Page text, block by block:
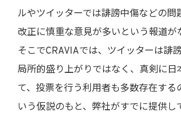
ルやツイッターでは誹謗中傷などの問
改正に慎重な意見が多いという報道が
そこでCRAVIAでは、ツイッターは誹
局所的盛り上がりではなく、真剣に日
て、投票を行う利用者も多数存在する
いう仮説のもと、弊社がすでに提供し